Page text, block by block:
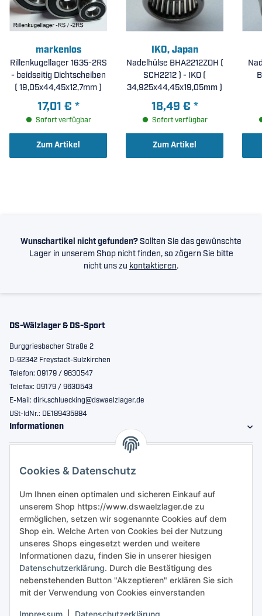
Cookies & Datenschutz
Um Ihnen einen optimalen und sicheren Einkauf auf
unserem Shop https://www.dswaelzlager.de zu
ermöglichen, setzen wir sogenannte Cookies auf dem
Shop ein. Welche Arten von Cookies bei der Nutzung
unseres Shops eingesetzt werden und weitere
Informationen dazu, finden Sie in unserer hiesigen
Datenschutzerklärung. Durch die Bestätigung des
nebenstehenden Button "Akzeptieren" erklären Sie sich
mit der Verwendung von Cookies einverstanden
markenlos
Rillenkugellager 1635-2RS
- beidseitig Dichtscheiben
( 19,05x44,45x12,7mm )
17,01 € *
Sofort verfügbar
Zum Artikel
IKO, Japan
Nadelhülse BHA2212ZOH (
SCH2212 ) - IKO (
34,925x44,45x19,05mm )
18,49 € *
Sofort verfügbar
Zum Artikel
Wunschartikel nicht gefunden? Sollten Sie das gewünschte
Lager in unserem Shop nicht finden, so zögern Sie bitte
nicht uns zu kontaktieren.
DS-Wälzlager & DS-Sport
Burggriesbacher Straße 2
D-92342 Freystadt-Sulzkirchen
Telefon: 09179 / 9630547
Telefax: 09179 / 9630543
E-Mail: dirk.schluecking@dswaelzlager.de
USt-IdNr.: DE189435884
Informationen
Sicher bestellen